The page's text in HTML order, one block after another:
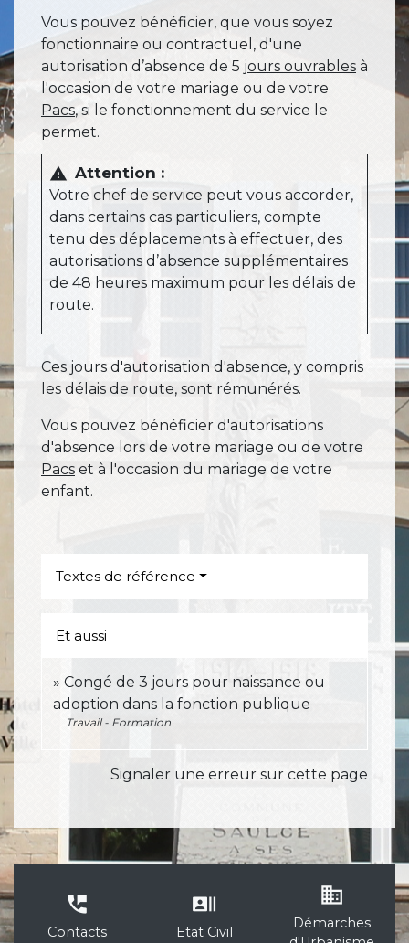
Vous pouvez bénéficier, que vous soyez
fonctionnaire ou contractuel, d'une
autorisation d’absence de 5 jours ouvrables à
l'occasion de votre mariage ou de votre
Pacs, si le fonctionnement du service le
permet.
warning Attention :
Votre chef de service peut vous accorder,
dans certains cas particuliers, compte
tenu des déplacements à effectuer, des
autorisations d’absence supplémentaires
de 48 heures maximum pour les délais de
route.
Ces jours d'autorisation d'absence, y compris
les délais de route, sont rémunérés.
Vous pouvez bénéficier d'autorisations
d'absence lors de votre mariage ou de votre
Pacs et à l'occasion du mariage de votre
enfant.
Textes de référence
Et aussi
Congé de 3 jours pour naissance ou
adoption dans la fonction publique
Travail - Formation
Signaler une erreur sur cette page
perm_phone_msg
Contacts
recent_actors
Etat Civil
business
Démarches